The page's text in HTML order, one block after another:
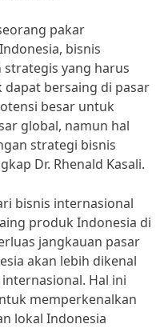
pakar
bisnis
yang harus
bersaing di pasar
besar untuk
global, namun hal
strategi bisnis
Dr. Rhenald Kasali.
bisnis internasional
produk Indonesia di
jangkauan pasar
akan lebih dikenal
Hal ini
memperkenalkan
lokal Indonesia